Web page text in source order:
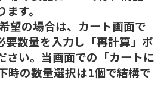
す。
望の場合は、カート画面で
要数量を入力し「再計算」ボ
さい。当画面での「カートに
時の数量選択は1個で結構で